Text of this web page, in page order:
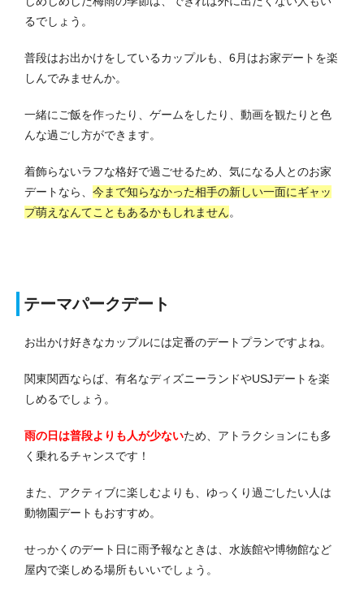
るでしょう。
普段はお出かけをしているカップルも、6月はお家デートを楽
しんでみませんか。
一緒にご飯を作ったり、ゲームをしたり、動画を観たりと色
んな過ごし方ができます。
着飾らないラフな格好で過ごせるため、気になる人とのお家
デートなら、 今まで知らなかった相手の新しい一面にギャッ
プ萌えなんてこともあるかもしれません。
テーマパークデート
お出かけ好きなカップルには定番のデートプランですよね。
関東関西ならば、有名なディズニーランドやUSJデートを楽
しめるでしょう。
雨の日は普段よりも人が少ないため、アトラクションにも多
く乗れるチャンスです！
また、アクティブに楽しむよりも、ゆっくり過ごしたい人は
動物園デートもおすすめ。
せっかくのデート日に雨予報なときは、水族館や博物館など
屋内で楽しめる場所もいいでしょう。